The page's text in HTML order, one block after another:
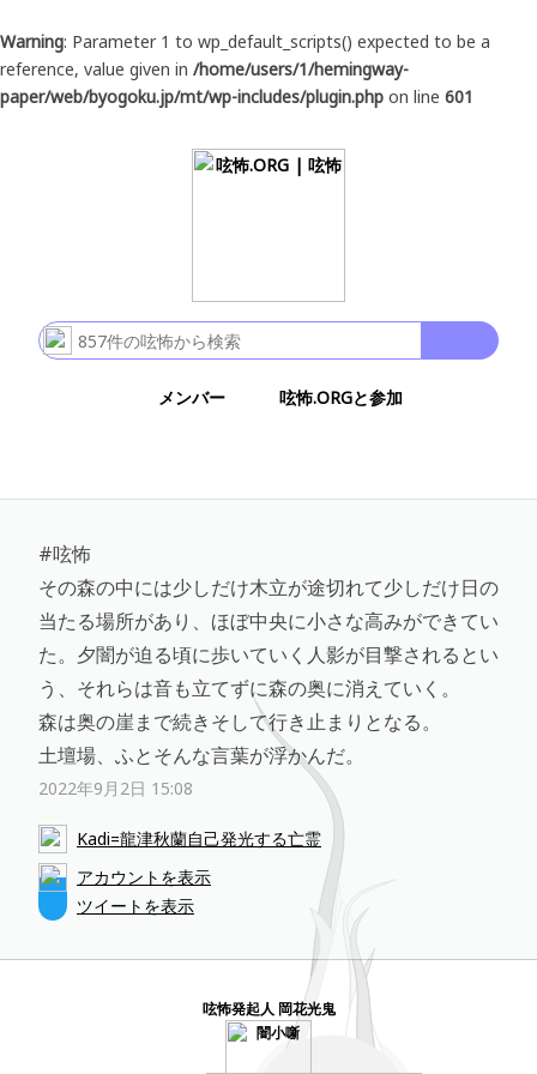
Warning: Parameter 1 to wp_default_scripts() expected to be a
reference, value given in /home/users/1/hemingway-
paper/web/byogoku.jp/mt/wp-includes/plugin.php on line 601
メンバー 呟怖.ORGと参加
#呟怖
その森の中には少しだけ木立が途切れて少しだけ日の
当たる場所があり、ほぼ中央に小さな高みができてい
た。夕闇が迫る頃に歩いていく人影が目撃されるとい
う、それらは音も立てずに森の奥に消えていく。
森は奥の崖まで続きそして行き止まりとなる。
土壇場、ふとそんな言葉が浮かんだ。
2022年9月2日 15:08
Kadi=龍津秋蘭自己発光する亡霊
アカウントを表示
ツイートを表示
呟怖発起人 岡花光鬼